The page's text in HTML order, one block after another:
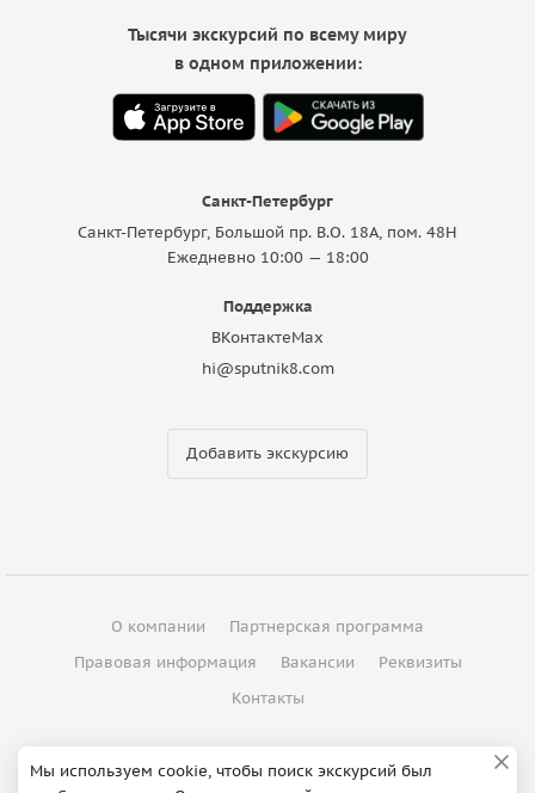
Санкт-Петербург
Санкт-Петербург, Большой пр. В.О. 18A, пом. 48Н
Ежедневно 10:00 — 18:00
Поддержка
ВКонтактеMax
hi@sputnik8.com
Добавить экскурсию
Тысячи экскурсий по всему миру
в одном приложении:
О компании
Партнерская программа
Правовая информация
Вакансии
Реквизиты
Контакты
© 2012 - 2026 ООО "Спутник"
Мы используем cookie, чтобы поиск экскурсий был